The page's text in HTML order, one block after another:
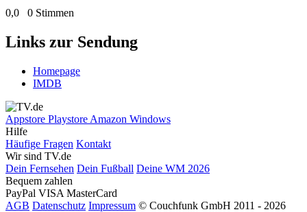
0,0 0 Stimmen
Links zur Sendung
Homepage
IMDB
Appstore Playstore Amazon Windows
Hilfe
Häufige Fragen Kontakt
Wir sind TV.de
Dein Fernsehen Dein Fußball Deine WM 2026
Bequem zahlen
PayPal VISA MasterCard
AGB Datenschutz Impressum © Couchfunk GmbH 2011 - 2026